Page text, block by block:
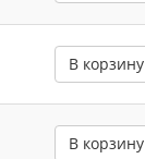
В корзину
В корзину